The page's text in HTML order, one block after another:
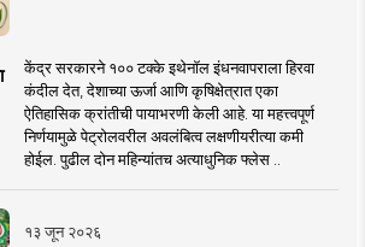
केंद्र सरकारने १०० टक्के इथेनॉल इंधनवापराला हिरवा
कंदील देत, देशाच्या ऊर्जा आणि कृषिक्षेत्रात एका
ऐतिहासिक क्रांतीची पायाभरणी केली आहे. या महत्त्वपूर्ण
निर्णयामुळे पेट्रोलवरील अवलंबित्व लक्षणीयरीत्या कमी
होईल. पुढील दोन महिन्यांतच अत्याधुनिक फ्लेस ..
१३ जून २०२६